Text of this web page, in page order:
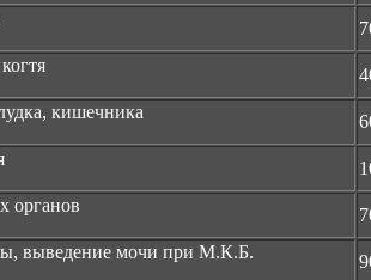
кишечника
органов
выведение мочи при М.К.Б.